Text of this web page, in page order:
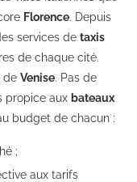
Florence. Depuis
services de taxis
de chaque cité.
de Venise. Pas de
propice aux bateaux
budget de chacun :
;
aux tarifs